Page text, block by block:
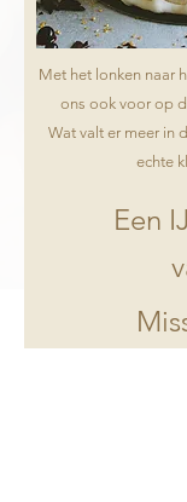
Met het lonken naar
ons ook voor op
Wat valt er meer in
echte
Een